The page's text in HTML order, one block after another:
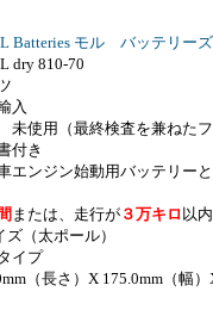
Batteries モル バッテリー
dry 810-70
入
使用（最終検査を兼ねた
付き
エンジン始動用バッテリー
または、走行が ３万キロ 以
ズ（太ポール）
イプ
（長さ）X 175.0mm（幅